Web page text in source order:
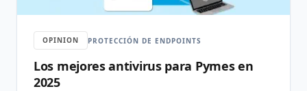
OPINION PROTECCIÓN DE ENDPOINTS
Los mejores antivirus para Pymes en
2025